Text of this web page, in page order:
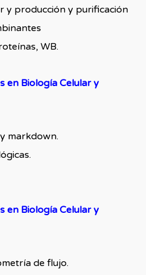
y producción y purificación
WB.
en Biología Celular y
markdown.
en Biología Celular y
de flujo.